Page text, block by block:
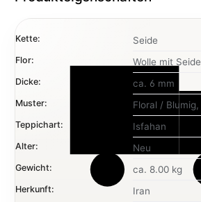
Kette: Seide
Flor: Wolle mit Seide
Dicke: ca. 6 mm
Muster: Floral / Blumig
Teppichart: Isfahan
Alter: Neu
Gewicht: ca. 8.00 kg
Herkunft: Iran